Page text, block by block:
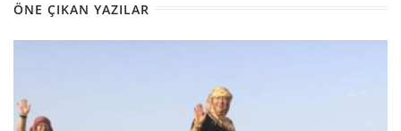
ÖNE ÇIKAN YAZILAR